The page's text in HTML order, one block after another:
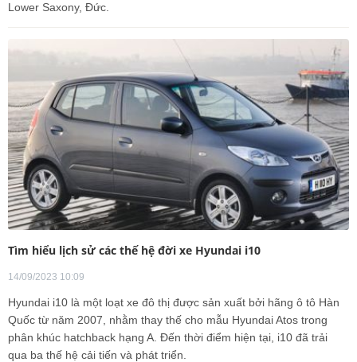
Lower Saxony, Đức.
Tìm hiểu lịch sử các thế hệ đời xe Hyundai i10
14/09/2023 10:09
Hyundai i10 là một loạt xe đô thị được sản xuất bởi hãng ô tô Hàn
Quốc từ năm 2007, nhằm thay thế cho mẫu Hyundai Atos trong
phân khúc hatchback hạng A. Đến thời điểm hiện tại, i10 đã trải
qua ba thế hệ cải tiến và phát triển.